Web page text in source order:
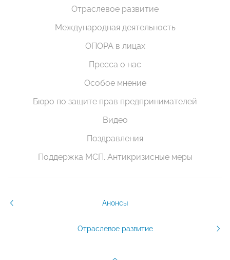
Отраслевое развитие
Международная деятельность
ОПОРА в лицах
Пресса о нас
Особое мнение
Бюро по защите прав предпринимателей
Видео
Поздравления
Поддержка МСП. Антикризисные меры
Анонсы
Отраслевое развитие